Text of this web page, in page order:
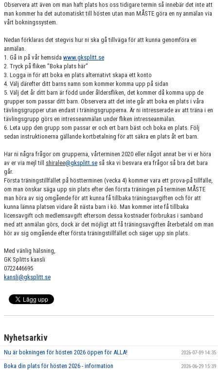
Observera att även om man haft plats hos oss tidigare termin så innebär det inte att
man kommer ha det automatiskt till hösten utan man MÅSTE göra en ny anmälan via
vårt bokningssystem.
Nedan förklaras det stegvis hur ni ska gå tillväga för att kunna genomföra en
anmälan.
1. Gå in på vår hemsida www.gksplitt.se
2. Tryck på fliken ”Boka plats här”
3. Logga in för att boka en plats alternativt skapa ett konto
4. Välj därefter ditt barns namn som kommer komma upp på sidan
5. Välj det år ditt barn är född under åldersfliken, det kommer då komma upp de
grupper som passar ditt barn. Observera att det inte går att boka en plats i våra
tävlingsgrupper utan endast i träningsgrupperna. Är ni intresserade av att träna i en
tävlingsgrupp görs en intresseanmälan under fliken intresseanmälan.
6. Leta upp den grupp som passar er och ert barn bäst och boka en plats. Följ
sedan instruktionerna gällande kortbetalning för att säkra en plats åt ert barn.
Har ni några frågor om grupperna, vårterminen 2020 eller något annat ber vi er höra
av er via mejl till shiralee@gksplitt.se så ska vi besvara era frågor så bra det bara
går.
Första träningstillfället på höstterminen (vecka 4) kommer vara ett prova-på tillfälle,
om man önskar säga upp sin plats efter den första träningen på terminen MÅSTE
man höra av sig omgående för att kunna få tillbaka träningsavgiften och för att
kunna lämna platsen vidare åt nästa barn i kö. Man kommer inte få tillbaka
licensavgift och medlemsavgift eftersom dessa kostnader förbrukas i samband
med att anmälan görs, dock är det möjligt att få träningsavgiften återbetald om man
hör av sig omgående efter första träningstillfället och säger upp sin plats.
Med vänlig hälsning,
GK Splitts kansli
0722446695
kansli@gksplitt.se
Nyhetsarkiv
Nu är bokningen för hösten 2026 öppen för ALLA! 2026-07-09 14:35
Boka din plats för hösten 2026 - information 2026-06-29 15:39